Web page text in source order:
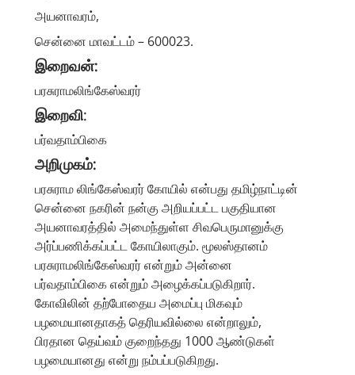
அயனாவரம்,
சென்னை மாவட்டம் – 600023.
இறைவன்:
பரசுராமலிங்கேஸ்வரர்
இறைவி:
பர்வதாம்பிகை
அறிமுகம்:
பரசுராம லிங்கேஸ்வரர் கோயில் என்பது தமிழ்நாட்டின்
சென்னை நகரின் நன்கு அறியப்பட்ட பகுதியான
அயனாவரத்தில் அமைந்துள்ள சிவபெருமானுக்கு
அர்ப்பணிக்கப்பட்ட கோயிலாகும். மூலஸ்தானம்
பரசுராமலிங்கேஸ்வரர் என்றும் அன்னை
பர்வதாம்பிகை என்றும் அழைக்கப்படுகிறார்.
கோவிலின் தற்போதைய அமைப்பு மிகவும்
பழமையானதாகத் தெரியவில்லை என்றாலும்,
பிரதான தெய்வம் குறைந்தது 1000 ஆண்டுகள்
பழமையானது என்று நம்பப்படுகிறது.